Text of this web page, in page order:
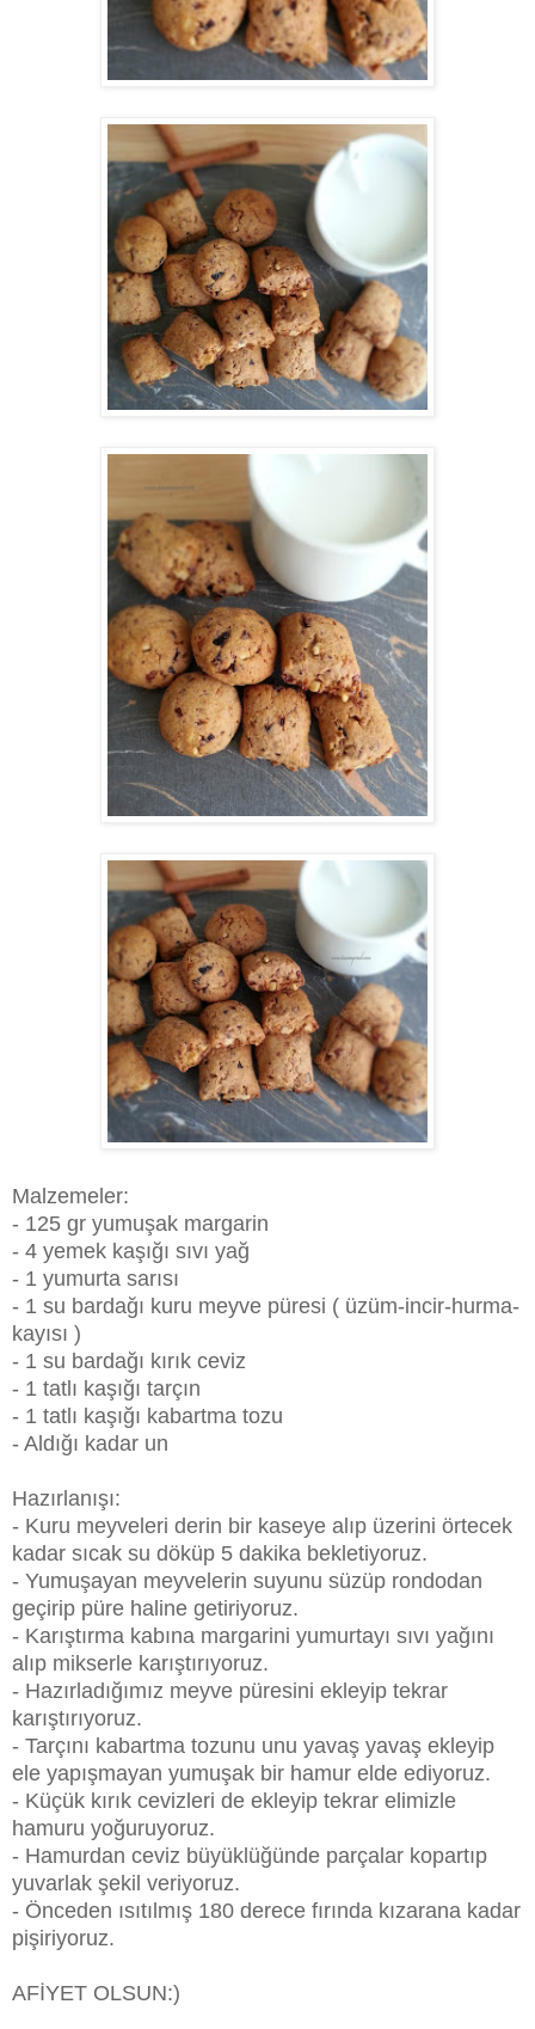
Malzemeler:
- 125 gr yumuşak margarin
- 4 yemek kaşığı sıvı yağ
- 1 yumurta sarısı
- 1 su bardağı kuru meyve püresi ( üzüm-incir-hurma-
kayısı )
- 1 su bardağı kırık ceviz
- 1 tatlı kaşığı tarçın
- 1 tatlı kaşığı kabartma tozu
- Aldığı kadar un
Hazırlanışı:
- Kuru meyveleri derin bir kaseye alıp üzerini örtecek
kadar sıcak su döküp 5 dakika bekletiyoruz.
- Yumuşayan meyvelerin suyunu süzüp rondodan
geçirip püre haline getiriyoruz.
- Karıştırma kabına margarini yumurtayı sıvı yağını
alıp mikserle karıştırıyoruz.
- Hazırladığımız meyve püresini ekleyip tekrar
karıştırıyoruz.
- Tarçını kabartma tozunu unu yavaş yavaş ekleyip
ele yapışmayan yumuşak bir hamur elde ediyoruz.
- Küçük kırık cevizleri de ekleyip tekrar elimizle
hamuru yoğuruyoruz.
- Hamurdan ceviz büyüklüğünde parçalar kopartıp
yuvarlak şekil veriyoruz.
- Önceden ısıtılmış 180 derece fırında kızarana kadar
pişiriyoruz.
AFİYET OLSUN:)